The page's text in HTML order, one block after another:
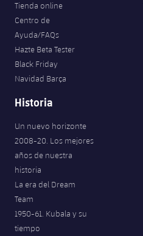
Tienda online
Centro de
Ayuda/FAQs
Hazte Beta Tester
Black Friday
Navidad Barça
Historia
Un nuevo horizonte
2008-20. Los mejores
años de nuestra
historia
La era del Dream
Team
1950-61. Kubala y su
tiempo